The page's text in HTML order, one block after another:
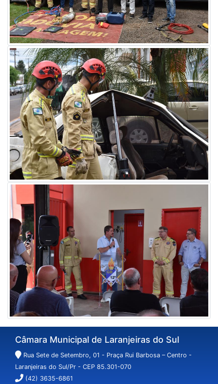
Câmara Municipal de Laranjeiras do Sul
Rua Sete de Setembro, 01 - Praça Rui Barbosa – Centro -
Laranjeiras do Sul/Pr - CEP 85.301-070
(42) 3635-6861